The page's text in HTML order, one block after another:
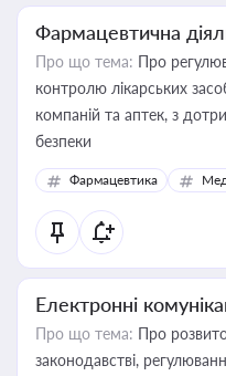
Фармацевтична
Про що тема: Про
контролю лікарських
компаній та аптек, з
безпеки
Фармацевтика
Електронні
Про що тема: Про
законодавстві,